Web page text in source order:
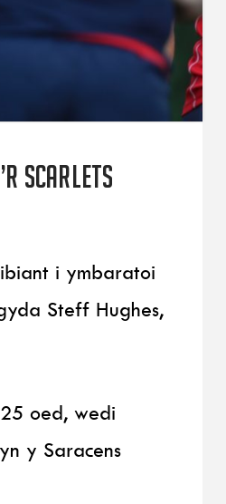
Scarlets
i ymbaratoi
Steff Hughes,
oed, wedi
y Saracens